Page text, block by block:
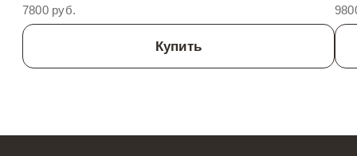
7800 руб.
Купить